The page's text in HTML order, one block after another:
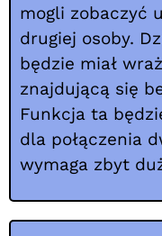
mogli zobaczyć
drugiej osoby.
będzie miał
znajdującą się
Funkcja ta
dla połączenia
wymaga zbyt